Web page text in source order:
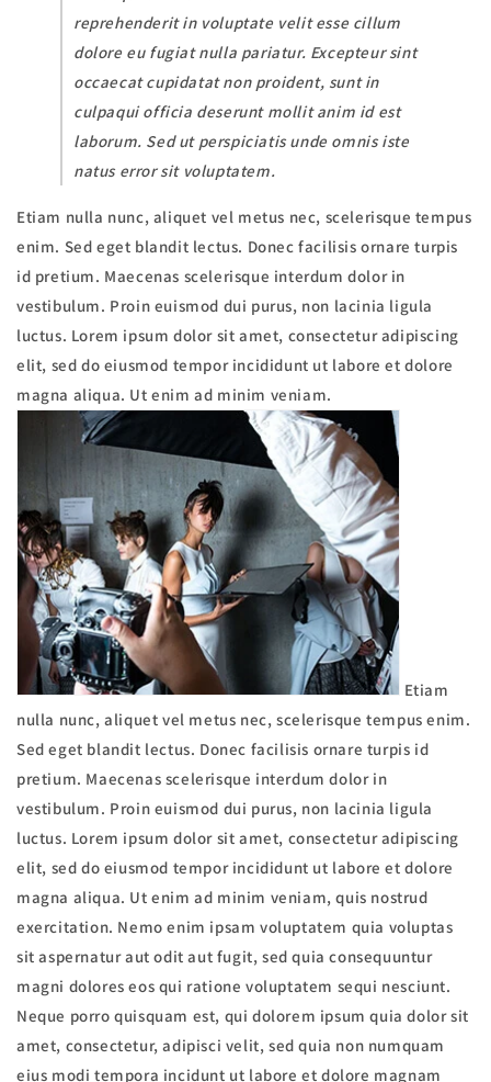
reprehenderit in voluptate velit esse cillum
dolore eu fugiat nulla pariatur. Excepteur sint
occaecat cupidatat non proident, sunt in
culpaqui officia deserunt mollit anim id est
laborum. Sed ut perspiciatis unde omnis iste
natus error sit voluptatem.
Etiam nulla nunc, aliquet vel metus nec, scelerisque tempus
enim. Sed eget blandit lectus. Donec facilisis ornare turpis
id pretium. Maecenas scelerisque interdum dolor in
vestibulum. Proin euismod dui purus, non lacinia ligula
luctus. Lorem ipsum dolor sit amet, consectetur adipiscing
elit, sed do eiusmod tempor incididunt ut labore et dolore
magna aliqua. Ut enim ad minim veniam.
Etiam
nulla nunc, aliquet vel metus nec, scelerisque tempus enim.
Sed eget blandit lectus. Donec facilisis ornare turpis id
pretium. Maecenas scelerisque interdum dolor in
vestibulum. Proin euismod dui purus, non lacinia ligula
luctus. Lorem ipsum dolor sit amet, consectetur adipiscing
elit, sed do eiusmod tempor incididunt ut labore et dolore
magna aliqua. Ut enim ad minim veniam, quis nostrud
exercitation. Nemo enim ipsam voluptatem quia voluptas
sit aspernatur aut odit aut fugit, sed quia consequuntur
magni dolores eos qui ratione voluptatem sequi nesciunt.
Neque porro quisquam est, qui dolorem ipsum quia dolor sit
amet, consectetur, adipisci velit, sed quia non numquam
eius modi tempora incidunt ut labore et dolore magnam